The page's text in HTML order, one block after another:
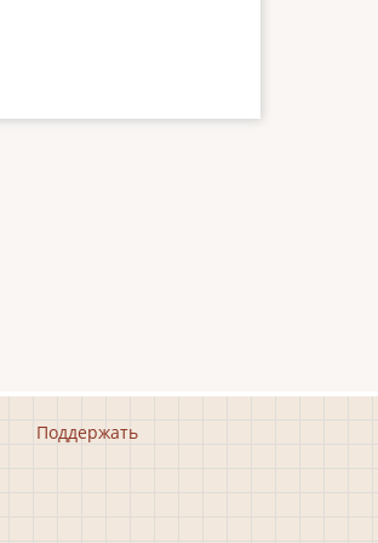
Поддержать